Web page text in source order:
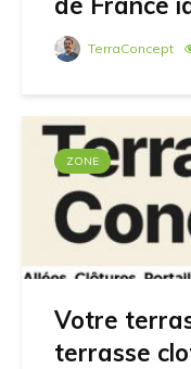
TerraConcept
ZONE
Votre
terrasse